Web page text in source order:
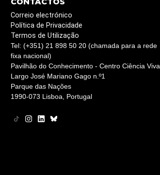
Correio electrónico
Política de Privacidade
Termos de Utilização
Tel: (+351) 21 898 50 20 (chamada para a rede
fixa nacional)
Pavilhão do Conhecimento - Centro Ciência Viva
Largo José Mariano Gago n.º1
Parque das Nações
1990-073 Lisboa, Portugal